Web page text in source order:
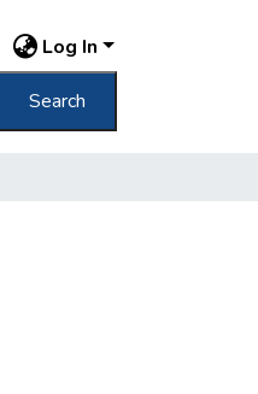
Log In
Search